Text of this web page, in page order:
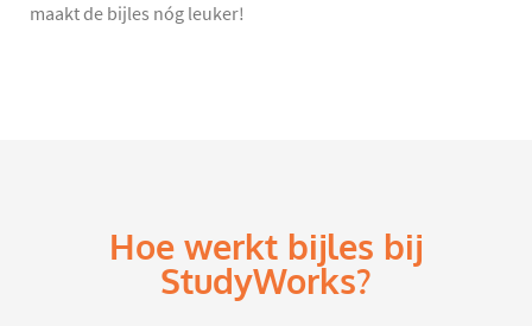
maakt de bijles nóg leuker!
Hoe werkt bijles bij
StudyWorks?